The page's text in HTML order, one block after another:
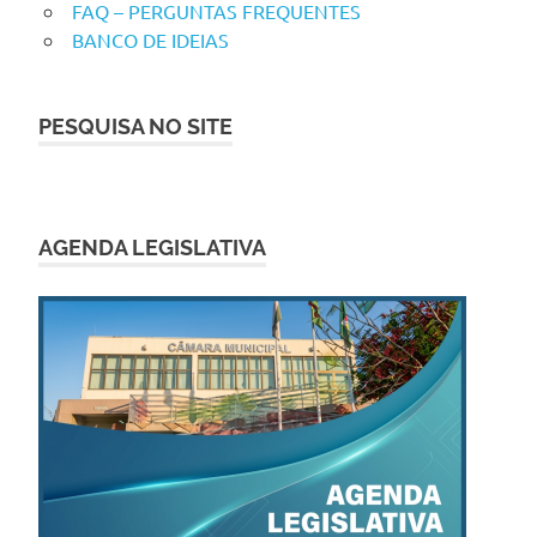
FAQ – PERGUNTAS FREQUENTES
BANCO DE IDEIAS
PESQUISA NO SITE
AGENDA LEGISLATIVA